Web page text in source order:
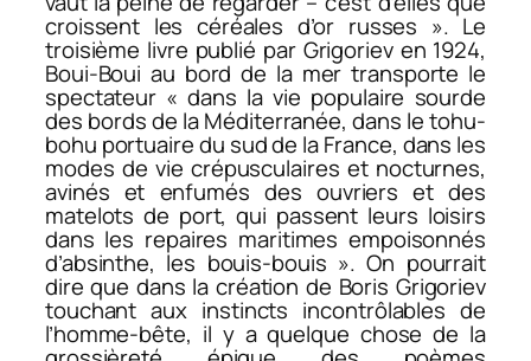
croissent les céréales d’or russes ». Le
troisième livre publié par Grigoriev en 1924,
Boui-Boui au bord de la mer transporte le
spectateur « dans la vie populaire sourde
des bords de la Méditerranée, dans le tohu-
bohu portuaire du sud de la France, dans les
modes de vie crépusculaires et nocturnes,
avinés et enfumés des ouvriers et des
matelots de port, qui passent leurs loisirs
dans les repaires maritimes empoisonnés
d’absinthe, les bouis-bouis ». On pourrait
dire que dans la création de Boris Grigoriev
touchant aux instincts incontrôlables de
l’homme-bête, il y a quelque chose de la